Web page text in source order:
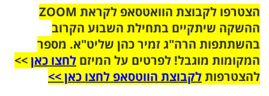
הצטרפו לקבוצת הוואטסאפ לקראת ZOOM
ההשקה שיתקיים בתחילת השבוע הקרוב
בהשתתפות הרה"ג זמיר כהן שליט"א. מספר
המקומות מוגבל! לפרטים על המיזם לחצו כאן>>
להצטרפותלקבוצת הווטסאפ לחצו כאן >>